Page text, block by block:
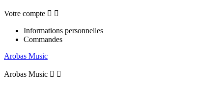
Votre compte  
Informations personnelles
Commandes
Arobas Music
Arobas Music  